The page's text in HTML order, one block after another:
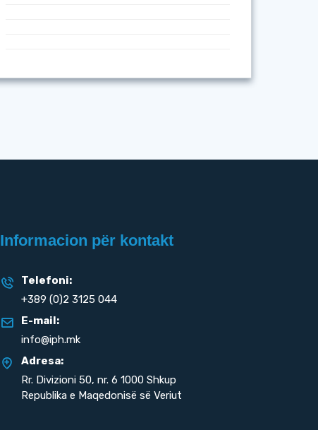
Informacion për kontakt
Telefoni:
+389 (0)2 3125 044
E-mail:
info@iph.mk
Adresa:
Rr. Divizioni 50, nr. 6 1000 Shkup
Republika e Maqedonisë së Veriut